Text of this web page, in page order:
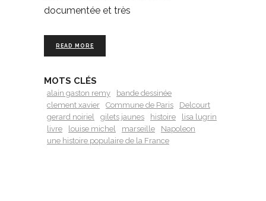
documentée et très
READ MORE
MOTS CLÉS
alain gaston remy
bande dessinée
clement xavier
Commune de Paris
Delcourt
gerard noiriel
gilets jaunes histoire
lisa lugrin
livre
louise michel marseille
Napoleon
une histoire populaire de la France